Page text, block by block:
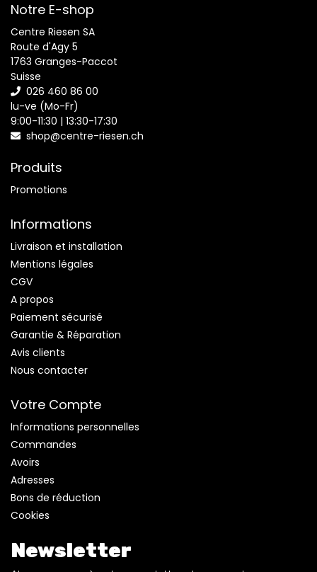
Notre E-shop
Centre Riesen SA
Route d'Agy 5
1763 Granges-Paccot
Suisse
026 460 86 00
lu-ve (Mo-Fr)
9:00-11:30 | 13:30-17:30
shop@centre-riesen.ch
Produits
Promotions
Informations
Livraison et installation
Mentions légales
CGV
A propos
Paiement sécurisé
Garantie & Réparation
Avis clients
Nous contacter
Votre Compte
Informations personnelles
Commandes
Avoirs
Adresses
Bons de réduction
Cookies
Newsletter